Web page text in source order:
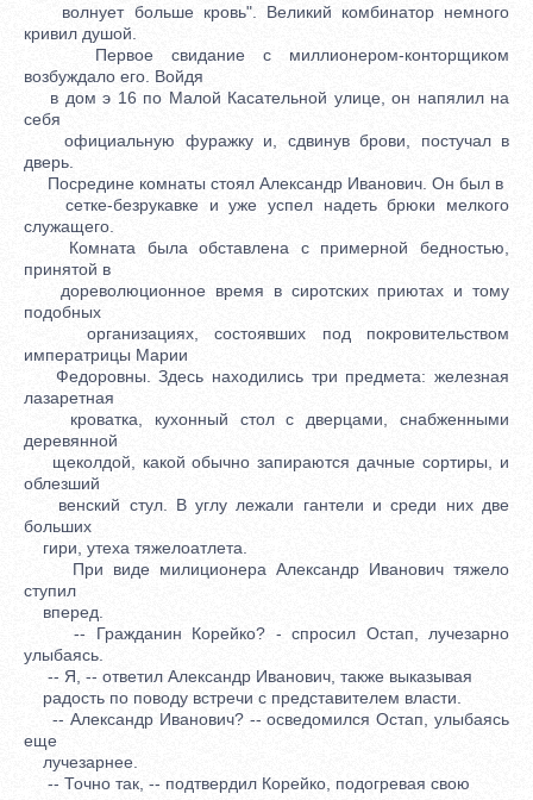
волнует больше кровь". Великий комбинатор немного
кривил душой.
Первое свидание с миллионером-конторщиком
возбуждало его. Войдя
в дом э 16 по Малой Касательной улице, он напялил на
себя
официальную фуражку и, сдвинув брови, постучал в
дверь.
Посредине комнаты стоял Александр Иванович. Он был в
сетке-безрукавке и уже успел надеть брюки мелкого
служащего.
Комната была обставлена с примерной бедностью,
принятой в
дореволюционное время в сиротских приютах и тому
подобных
организациях, состоявших под покровительством
императрицы Марии
Федоровны. Здесь находились три предмета: железная
лазаретная
кроватка, кухонный стол с дверцами, снабженными
деревянной
щеколдой, какой обычно запираются дачные сортиры, и
облезший
венский стул. В углу лежали гантели и среди них две
больших
гири, утеха тяжелоатлета.
При виде милиционера Александр Иванович тяжело
ступил
вперед.
-- Гражданин Корейко? - спросил Остап, лучезарно
улыбаясь.
-- Я, -- ответил Александр Иванович, также выказывая
радость по поводу встречи с представителем власти.
-- Александр Иванович? -- осведомился Остап, улыбаясь
еще
лучезарнее.
-- Точно так, -- подтвердил Корейко, подогревая свою